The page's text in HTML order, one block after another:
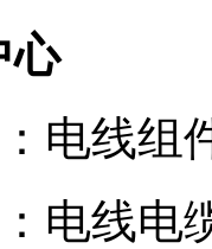
心
电线组
电线电